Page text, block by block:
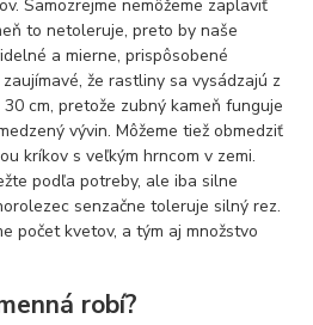
Samozrejme nemôžeme zaplaviť
to netoleruje, preto by naše
a mierne, prispôsobené
že rastliny sa vysádzajú z
cm, pretože zubný kameň funguje
vývin. Môžeme tiež obmedziť
kríkov s veľkým hrncom v zemi.
podľa potreby, ale iba silne
senzačne toleruje silný rez.
počet kvetov, a tým aj množstvo
robí?